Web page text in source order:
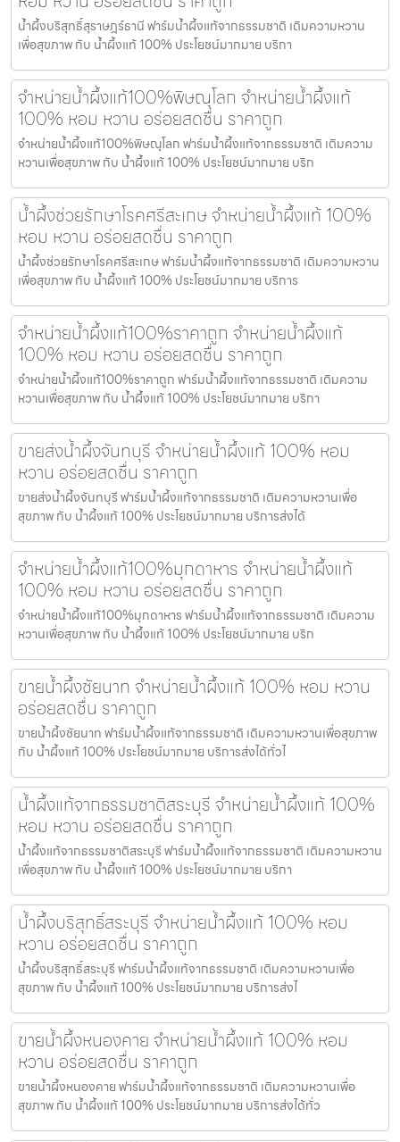
น้ำผึ้งบริสุทธิ์สุราษฎร์ธานี ฟาร์มน้ำผึ้งแท้จากธรรมชาติ เติมความหวาน
เพื่อสุขภาพ กับ น้ำผึ้งแท้ 100% ประโยชน์มากมาย บริกา
จำหน่ายน้ำผึ้งแท้100%พิษณุโลก จำหน่ายน้ำผึ้งแท้
100% หอม หวาน อร่อยสดชื่น ราคาถูก
จำหน่ายน้ำผึ้งแท้100%พิษณุโลก ฟาร์มน้ำผึ้งแท้จากธรรมชาติ เติมความ
หวานเพื่อสุขภาพ กับ น้ำผึ้งแท้ 100% ประโยชน์มากมาย บริก
น้ำผึ้งช่วยรักษาโรคศรีสะเกษ จำหน่ายน้ำผึ้งแท้ 100%
หอม หวาน อร่อยสดชื่น ราคาถูก
น้ำผึ้งช่วยรักษาโรคศรีสะเกษ ฟาร์มน้ำผึ้งแท้จากธรรมชาติ เติมความหวาน
เพื่อสุขภาพ กับ น้ำผึ้งแท้ 100% ประโยชน์มากมาย บริการ
จำหน่ายน้ำผึ้งแท้100%ราคาถูก จำหน่ายน้ำผึ้งแท้
100% หอม หวาน อร่อยสดชื่น ราคาถูก
จำหน่ายน้ำผึ้งแท้100%ราคาถูก ฟาร์มน้ำผึ้งแท้จากธรรมชาติ เติมความ
หวานเพื่อสุขภาพ กับ น้ำผึ้งแท้ 100% ประโยชน์มากมาย บริกา
ขายส่งน้ำผึ้งจันทบุรี จำหน่ายน้ำผึ้งแท้ 100% หอม
หวาน อร่อยสดชื่น ราคาถูก
ขายส่งน้ำผึ้งจันทบุรี ฟาร์มน้ำผึ้งแท้จากธรรมชาติ เติมความหวานเพื่อ
สุขภาพ กับ น้ำผึ้งแท้ 100% ประโยชน์มากมาย บริการส่งได้
จำหน่ายน้ำผึ้งแท้100%มุกดาหาร จำหน่ายน้ำผึ้งแท้
100% หอม หวาน อร่อยสดชื่น ราคาถูก
จำหน่ายน้ำผึ้งแท้100%มุกดาหาร ฟาร์มน้ำผึ้งแท้จากธรรมชาติ เติมความ
หวานเพื่อสุขภาพ กับ น้ำผึ้งแท้ 100% ประโยชน์มากมาย บริก
ขายน้ำผึ้งชัยนาท จำหน่ายน้ำผึ้งแท้ 100% หอม หวาน
อร่อยสดชื่น ราคาถูก
ขายน้ำผึ้งชัยนาท ฟาร์มน้ำผึ้งแท้จากธรรมชาติ เติมความหวานเพื่อสุขภาพ
กับ น้ำผึ้งแท้ 100% ประโยชน์มากมาย บริการส่งได้ทั่วไ
น้ำผึ้งแท้จากธรรมชาติสระบุรี จำหน่ายน้ำผึ้งแท้ 100%
หอม หวาน อร่อยสดชื่น ราคาถูก
น้ำผึ้งแท้จากธรรมชาติสระบุรี ฟาร์มน้ำผึ้งแท้จากธรรมชาติ เติมความหวาน
เพื่อสุขภาพ กับ น้ำผึ้งแท้ 100% ประโยชน์มากมาย บริกา
น้ำผึ้งบริสุทธิ์สระบุรี จำหน่ายน้ำผึ้งแท้ 100% หอม
หวาน อร่อยสดชื่น ราคาถูก
น้ำผึ้งบริสุทธิ์สระบุรี ฟาร์มน้ำผึ้งแท้จากธรรมชาติ เติมความหวานเพื่อ
สุขภาพ กับ น้ำผึ้งแท้ 100% ประโยชน์มากมาย บริการส่งไ
ขายน้ำผึ้งหนองคาย จำหน่ายน้ำผึ้งแท้ 100% หอม
หวาน อร่อยสดชื่น ราคาถูก
ขายน้ำผึ้งหนองคาย ฟาร์มน้ำผึ้งแท้จากธรรมชาติ เติมความหวานเพื่อ
สุขภาพ กับ น้ำผึ้งแท้ 100% ประโยชน์มากมาย บริการส่งได้ทั่ว